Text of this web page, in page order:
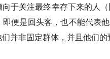
于关注最终幸存下来的人
便是回头客，也不能代表
并非固定群体，并且他们的